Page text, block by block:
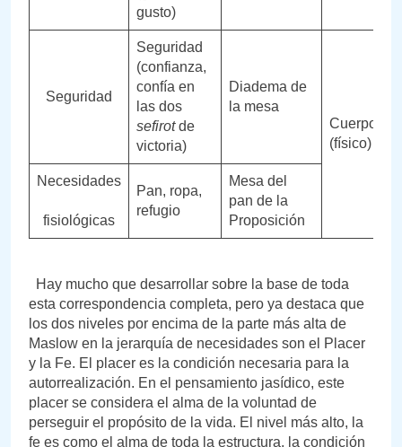
gusto)
Seguridad
Seguridad
(confianza,
confía en
las dos
sefirotde
victoria)
Diadema de
la mesa
Cuerpo
(físico)
Necesidades
fisiológicas
Pan, ropa,
refugio
Mesa del
pan de la
Proposición
Hay mucho que desarrollar sobre la base de toda
esta correspondencia completa, pero ya destaca que
los dos niveles por encima de la parte más alta de
Maslow en la jerarquía de necesidades son el Placer
y la Fe. El placer es la condición necesaria para la
autorrealización. En el pensamiento jasídico, este
placer se considera el alma de la voluntad de
perseguir el propósito de la vida. El nivel más alto, la
fe es como el alma de toda la estructura, la condición